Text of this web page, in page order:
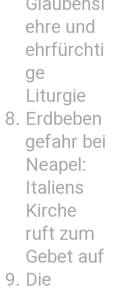
ehre und
ehrfürchti
ge
Liturgie
Erdbeben
gefahr bei
Neapel:
Italiens
Kirche
ruft zum
Gebet auf
Die